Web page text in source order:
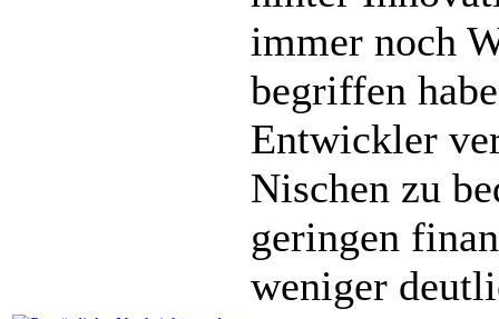
immer noch
begriffen
Entwickler
Nischen zu
geringen
weniger